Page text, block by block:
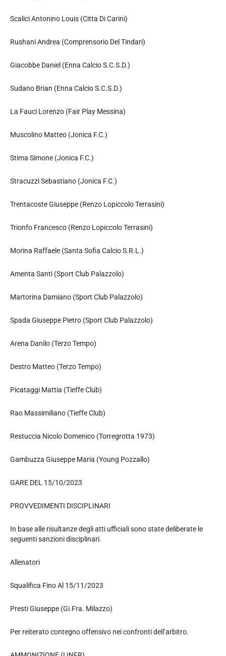
Scalici Antonino Louis (Citta Di Carini)
Rushani Andrea (Comprensorio Del Tindari)
Giacobbe Daniel (Enna Calcio S.C.S.D.)
Sudano Brian (Enna Calcio S.C.S.D.)
La Fauci Lorenzo (Fair Play Messina)
Muscolino Matteo (Jonica F.C.)
Stima Simone (Jonica F.C.)
Stracuzzi Sebastiano (Jonica F.C.)
Trentacoste Giuseppe (Renzo Lopiccolo Terrasini)
Trionfo Francesco (Renzo Lopiccolo Terrasini)
Morina Raffaele (Santa Sofia Calcio S.R.L.)
Amenta Santi (Sport Club Palazzolo)
Martorina Damiano (Sport Club Palazzolo)
Spada Giuseppe Pietro (Sport Club Palazzolo)
Arena Danilo (Terzo Tempo)
Destro Matteo (Terzo Tempo)
Picataggi Mattia (Tieffe Club)
Rao Massimiliano (Tieffe Club)
Restuccia Nicolo Domenico (Torregrotta 1973)
Gambuzza Giuseppe Maria (Young Pozzallo)
GARE DEL 15/10/2023
PROVVEDIMENTI DISCIPLINARI
In base alle risultanze degli atti ufficiali sono state deliberate le
seguenti sanzioni disciplinari.
Allenatori
Squalifica Fino Al 15/11/2023
Presti Giuseppe (Gi.Fra. Milazzo)
Per reiterato contegno offensivo nei confronti dell’arbitro.